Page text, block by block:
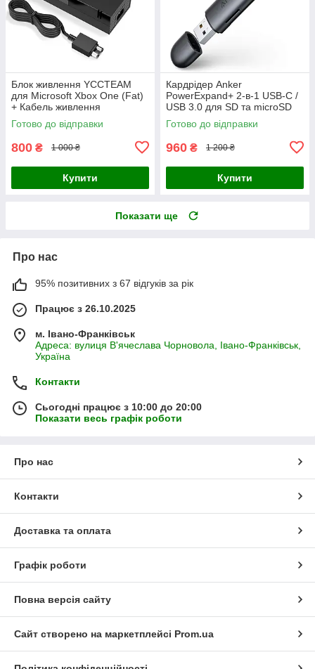
Блок живлення YCCTEAM
для Microsoft Xbox One (Fat)
+ Кабель живлення
Готово до відправки
800 ₴ 1 000 ₴
Купити
Кардрідер Anker
PowerExpand+ 2-в-1 USB-C /
USB 3.0 для SD та microSD
карт пам'яті (Space Gray)
Готово до відправки
960 ₴ 1 200 ₴
Купити
Показати ще
Про нас
95% позитивних з 67 відгуків за рік
Працює з 26.10.2025
м. Івано-Франківськ
Адреса: вулиця В'ячеслава Чорновола, Івано-Франківськ,
Україна
Контакти
Сьогодні працює з 10:00 до 20:00
Показати весь графік роботи
Про нас
Контакти
Доставка та оплата
Графік роботи
Повна версія сайту
Сайт створено на маркетплейсі Prom.ua